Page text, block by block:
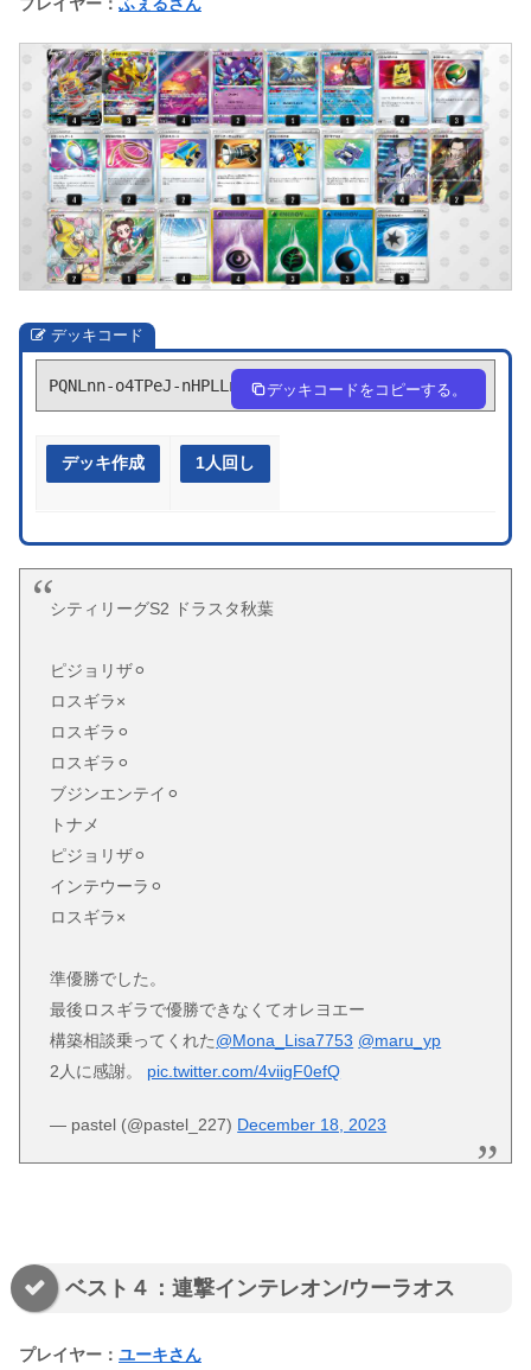
デッキコード
PQNLnn-o4TPeJ-nHPLLn デッキコードをコピーする。
デッキ作成 1人回し
シティリーグS2 ドラスタ秋葉
ピジョリザ⚪︎
ロスギラ×
ロスギラ⚪︎
ロスギラ⚪︎
ブジンエンテイ⚪︎
トナメ
ピジョリザ⚪︎
インテウーラ⚪︎
ロスギラ×
準優勝でした。
最後ロスギラで優勝できなくてオレヨエー
構築相談乗ってくれた@Mona_Lisa7753 @maru_yp
2人に感謝。 pic.twitter.com/4viigF0efQ
— pastel (@pastel_227) December 18, 2023
ベスト４：連撃インテレオン/ウーラオス
プレイヤー： ユーキさん